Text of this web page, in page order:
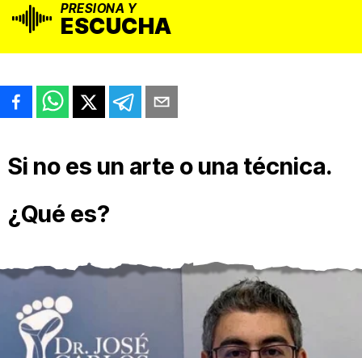
PRESIONA Y
ESCUCHA
Si no es un arte o una técnica.
¿Qué es?